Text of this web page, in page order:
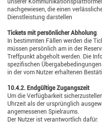
unserer
nachgewiesen, die einen
Dienstleistung darstellen
Tickets mit persönlicher Abholung.
In bestimmten Fällen werden die
müssen persönlich am in der
Treffpunkt abgeholt werden. Die
spezifischen
in der vom Nutzer erhaltenen
10.4.2. Endgültige Zugangszeit
Um die Verfügbarkeit
Uhrzeit als der ursprünglich
angemessenen Spielraums.
Der Nutzer ist verantwortlich dafür: